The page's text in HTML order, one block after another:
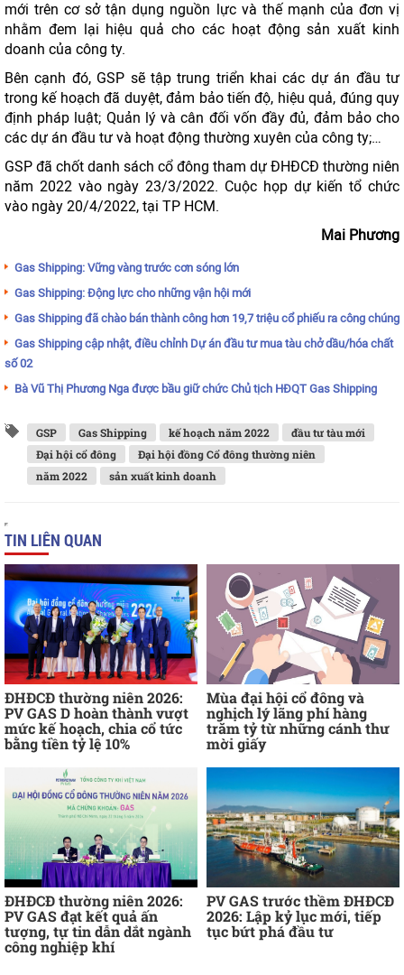
mới trên cơ sở tận dụng nguồn lực và thế mạnh của đơn vị
nhằm đem lại hiệu quả cho các hoạt động sản xuất kinh
doanh của công ty.
Bên cạnh đó, GSP sẽ tập trung triển khai các dự án đầu tư
trong kế hoạch đã duyệt, đảm bảo tiến độ, hiệu quả, đúng quy
định pháp luật; Quản lý và cân đối vốn đầy đủ, đảm bảo cho
các dự án đầu tư và hoạt động thường xuyên của công ty;…
GSP đã chốt danh sách cổ đông tham dự ĐHĐCĐ thường niên
năm 2022 vào ngày 23/3/2022. Cuộc họp dự kiến tổ chức
vào ngày 20/4/2022, tại TP HCM.
Mai Phương
Gas Shipping: Vững vàng trước cơn sóng lớn
Gas Shipping: Động lực cho những vận hội mới
Gas Shipping đã chào bán thành công hơn 19,7 triệu cổ phiếu ra công chúng
Gas Shipping cập nhật, điều chỉnh Dự án đầu tư mua tàu chở dầu/hóa chất
số 02
Bà Vũ Thị Phương Nga được bầu giữ chức Chủ tịch HĐQT Gas Shipping
GSP Gas Shipping kế hoạch năm 2022
đầu tư tàu mới
Đại hội cổ đông
Đại hội đồng Cổ đông thường niên
năm 2022
sản xuất kinh doanh
TIN LIÊN QUAN
ĐHĐCĐ thường niên 2026:
PV GAS D hoàn thành vượt
mức kế hoạch, chia cổ tức
bằng tiền tỷ lệ 10%
Mùa đại hội cổ đông và
nghịch lý lãng phí hàng
trăm tỷ từ những cánh thư
mời giấy
ĐHĐCĐ thường niên 2026:
PV GAS đạt kết quả ấn
tượng, tự tin dẫn dắt ngành
công nghiệp khí
PV GAS trước thềm ĐHĐCĐ
2026: Lập kỷ lục mới, tiếp
tục bứt phá đầu tư